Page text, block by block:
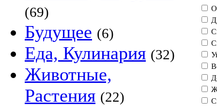
(69)
Будущее (6)
Еда, Кулинария (32)
Животные,
Растения (22)